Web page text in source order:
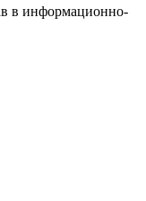
в информационно-